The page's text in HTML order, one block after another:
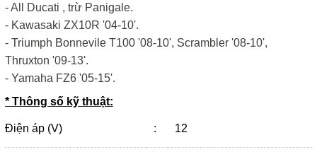
- All Ducati , trừ Panigale.
- Kawasaki ZX10R '04-10'.
- Triumph Bonnevile T100 '08-10', Scrambler '08-10',
Thruxton '09-13'.
- Yamaha FZ6 '05-15'.
* Thông số kỹ thuật:
Điện áp (V) : 12